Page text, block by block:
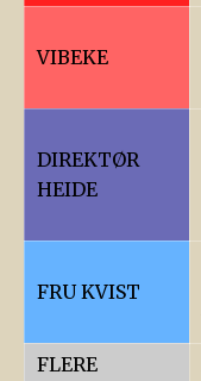
VIBEKE
DIREKTØR
HEIDE
FRU KVIST
FLERE